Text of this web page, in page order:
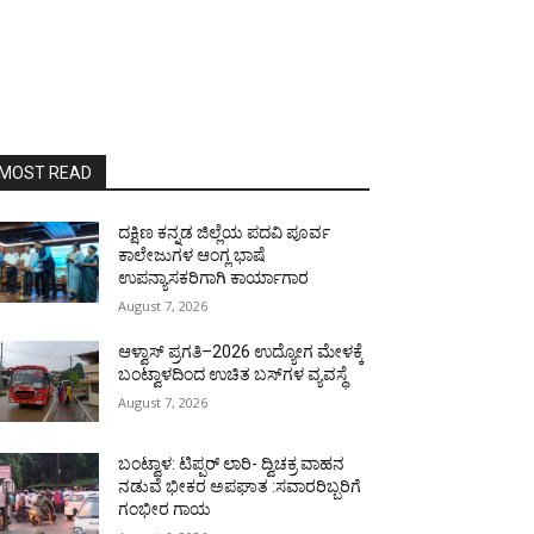
READ
ದಕ್ಷಿಣ ಕನ್ನಡ ಜಿಲ್ಲೆಯ ಪದವಿ ಪೂರ್ವ
ಕಾಲೇಜುಗಳ ಆಂಗ್ಲ ಭಾಷೆ
ಉಪನ್ಯಾಸಕರಿಗಾಗಿ ಕಾರ್ಯಾಗಾರ
August 7, 2026
ಆಳ್ವಾಸ್ ಪ್ರಗತಿ–2026 ಉದ್ಯೋಗ ಮೇಳಕ್ಕೆ
ಬಂಟ್ವಾಳದಿಂದ ಉಚಿತ ಬಸ್‌ಗಳ ವ್ಯವಸ್ಥೆ
August 7, 2026
ಬಂಟ್ವಾಳ: ಟಿಪ್ಪರ್ ಲಾರಿ- ದ್ವಿಚಕ್ರ ವಾಹನ
ನಡುವೆ ಭೀಕರ ಅಪಘಾತ :ಸವಾರರಿಬ್ಬರಿಗೆ
ಗಂಭೀರ ಗಾಯ